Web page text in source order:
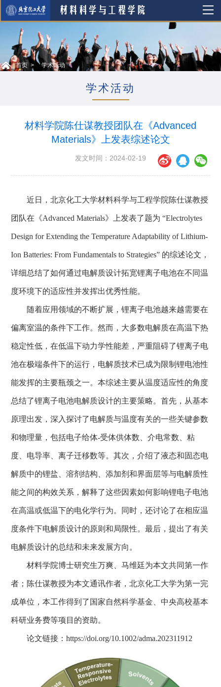
首页 学术活动
学术活动
材料学院陈仕谋教授团队在《Advanced
Materials》上发表综述论文
发文时间：2024-02-19
近日，北京化工大学材料科学与工程学院陈仕谋教授
团 队在《Advanced Materials》上发表了题为“Electrolytes
Design for Extending the Temperature Adaptability of Lithium-
Ion Batteries: From Fundamentals to Strategies” 的综述论文，
详细总结了如何通过电解质设计拓宽锂离子电池在不同温
度环境下的适应性并发挥出优秀性能。
随着应用领域的不断扩展，锂离子电池越来越需要在
偏离室温的条件下工作。然而，大多数电解质在高温下热
稳定性低，在低温下动力学性能差， 严重阻碍了锂离子电
池在极端条件下的运行，电解质技术已成为限制锂电池性
能发挥的主要瓶颈之一。本综述主要从温度适应性的角度
总结了锂离子电池电解质设计的主要策略。首先，从基本
原理出发，深入探讨了电解质与温度有关的一些关键参数
和物理量，包括电子给体-受体供体数、介电常数、粘
度、电导率、离子迁移数等。其次，介绍了液态和固态电
解质中的锂盐、溶剂结构、添加剂和界面层等与电解质性
能之间的构效关系，解释了这些因素如何影响锂电子电池
在高温或低温下的电化学行为。同时，还讨论了在相应温
度条件下电解质设计的原则和局限性。最后，提出了有关
电解质设计的总结和未来发展方向 。
材料学院博士研究生万爽、马维廷为本文共同第一作
者；陈仕谋教授为本文通讯作者，北京化工大学为第一完
成单位，本工作得到了国家自然科学基金、中央高校基本
科研业务费等项目的资助。
论文链接：https://doi.org/10.1002/adma.202311912